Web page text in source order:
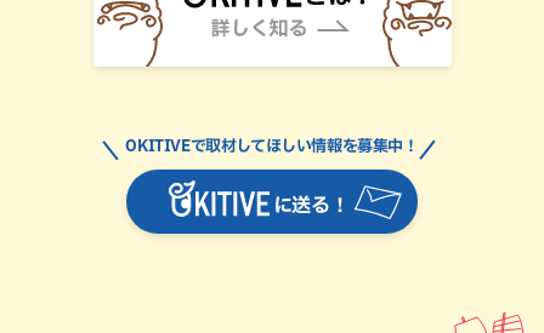
に送る！
OKITIVEで取材してほしい情報を募集中！